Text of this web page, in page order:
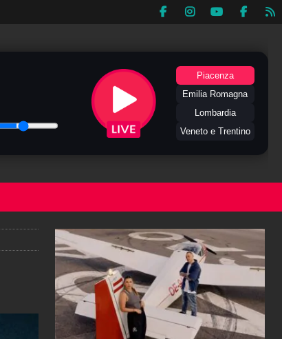
Piacenza
Emilia Romagna
Lombardia
Veneto e Trentino